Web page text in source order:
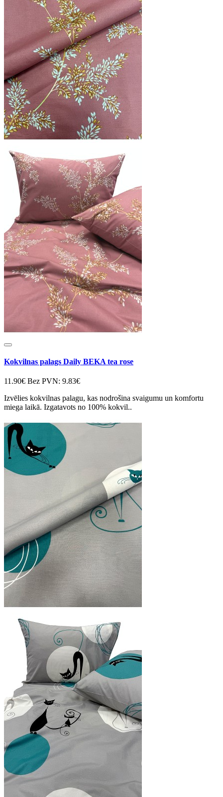
Kokvilnas palags Daily BEKA tea rose
11.90€ Bez PVN: 9.83€
Izvēlies kokvilnas palagu, kas nodrošina svaigumu un komfortu
miega laikā. Izgatavots no 100% kokvil..